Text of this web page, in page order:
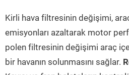
Kirli hava filtresinin değişimi,
emisyonları azaltarak motor
polen filtresinin değişimi araç
bir havanın solunmasını sağlar.